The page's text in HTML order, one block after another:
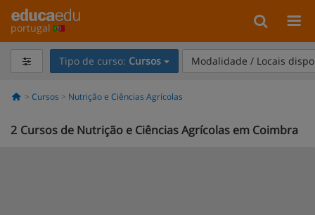
portugal
Tipo de curso: Cursos Modalidade / Locais
Cursos Nutrição e Ciências Agrícolas
2 Cursos de Nutrição e Ciências Agrícolas em Coimbra